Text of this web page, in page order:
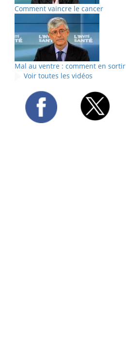
Comment vaincre le cancer
Mal au ventre : comment en sortir
Voir toutes les vidéos